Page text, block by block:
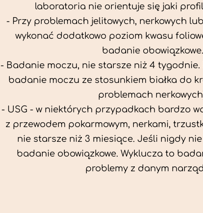
laboratoria nie orientuje się jaki
- Przy problemach jelitowych, nerkowych
wykonać dodatkowo poziom kwasu
badanie obowiązkowe.
- Badanie moczu, nie starsze niż 4
badanie moczu ze stosunkiem białka do
problemach
- USG - w niektórych przypadkach bardzo
z przewodem pokarmowym, nerkami,
nie starsze niż 3 miesiące. Jeśli nigdy nie
badanie obowiązkowe. Wyklucza to
problemy z danym